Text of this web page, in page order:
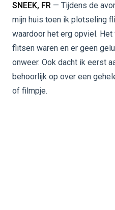
SNEEK, FR — Tijdens de
mijn huis toen ik plotseling
waardoor het erg opviel.
flitsen waren en er geen
onweer. Ook dacht ik eerst
behoorlijk op over een
of filmpje.